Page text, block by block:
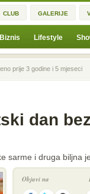
CLUB GALERIJE
Biznis Lifestyle
prije 3 godine i 5 mjeseci
dan bez
sarme i druga biljna
Objavi na